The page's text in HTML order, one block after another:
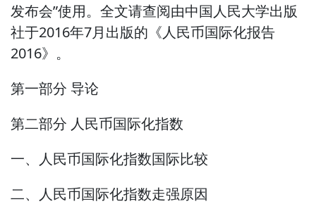
发布会”使用。全文请查阅由中国人民大学出版
社于2016年7月出版的《人民币国际化报告
2016》。
第一部分 导论
第二部分 人民币国际化指数
一、人民币国际化指数国际比较
二、人民币国际化指数走强原因